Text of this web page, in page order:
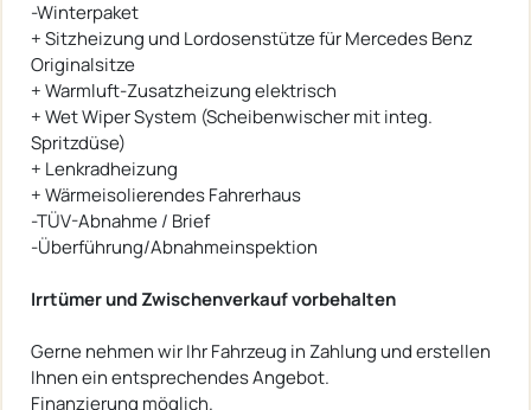
-Winterpaket
+ Sitzheizung und Lordosenstütze für Mercedes Benz
Originalsitze
+ Warmluft-Zusatzheizung elektrisch
+ Wet Wiper System (Scheibenwischer mit integ.
Spritzdüse)
+ Lenkradheizung
+ Wärmeisolierendes Fahrerhaus
-TÜV-Abnahme / Brief
-Überführung/Abnahmeinspektion
Irrtümer und Zwischenverkauf vorbehalten
Gerne nehmen wir Ihr Fahrzeug in Zahlung und erstellen
Ihnen ein entsprechendes Angebot.
Finanzierung möglich.